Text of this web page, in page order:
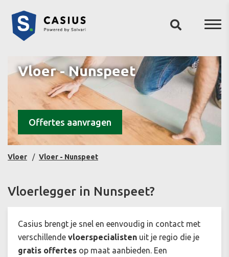
Vloer - Nunspeet
Offertes aanvragen
Vloer Vloer - Nunspeet
Vloerlegger in Nunspeet?
Casius brengt je snel en eenvoudig in contact met
verschillende vloerspecialisten uit je regio die je
gratis offertes op maat aanbieden. Een